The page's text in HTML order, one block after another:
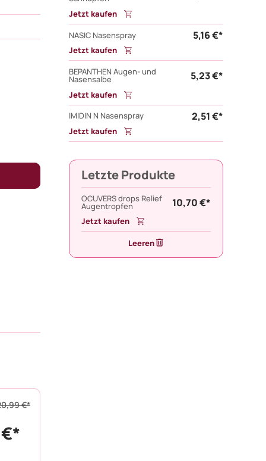
€*
Jetzt kaufen
NASIC Nasenspray
5,16 €*
Jetzt kaufen
BEPANTHEN Augen- und
Nasensalbe 5,23 €*
Jetzt kaufen
IMIDIN N Nasenspray
2,51 €*
Jetzt kaufen
Letzte Produkte
OCUVERS drops Relief
Augentropfen 10,70 €*
Jetzt kaufen
Leeren